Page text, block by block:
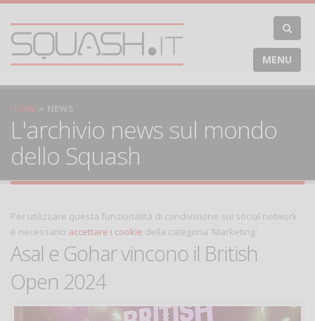
MENU
HOME NEWS
L'archivio news sul mondo
dello Squash
Per utilizzare questa funzionalità di condivisione sui social network
è necessario accettare i cookie della categoria 'Marketing'
Asal e Gohar vincono il British
Open 2024